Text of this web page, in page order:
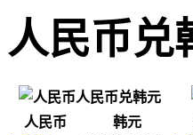
人民币兑
人民币兑韩元
人民币
韩元